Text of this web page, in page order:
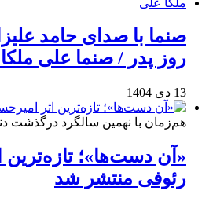
صنما با صدای حامد
روز پدر / صنما علی
13 دی 1404
هم‌زمان با نهمین سالگرد درگذشت
«آن دست‌ها»؛ تازه‌ترین
رئوفی منتشر شد